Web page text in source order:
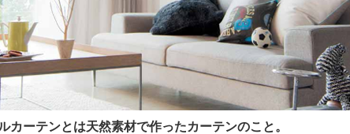
カーテンとは天然素材で作ったカーテンのこと。